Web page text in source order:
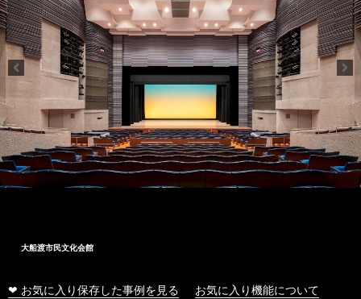
大船渡市民文化会館
❤ お気に入り保存した事例を見る お気に入り機能について